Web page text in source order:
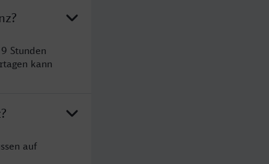
Stunden
kann
auf